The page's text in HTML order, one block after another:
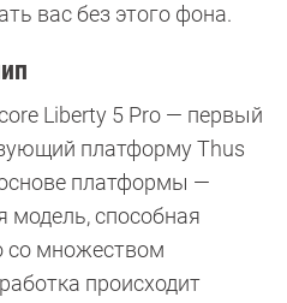
вас без этого фона.
Liberty 5 Pro — первый
платформу Thus
платформы —
модель, способная
со множеством
происходит